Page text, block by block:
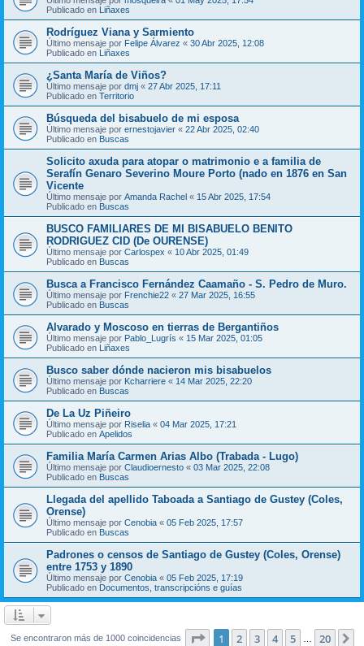
Publicado en Liñaxes
Rodríguez Viana y Sarmiento
Último mensaje por Felipe Álvarez « 30 Abr 2025, 12:08
Publicado en Liñaxes
¿Santa María de Viños?
Último mensaje por dmj « 27 Abr 2025, 17:11
Publicado en Territorio
Búsqueda del bisabuelo de mi esposa
Último mensaje por ernestojavier « 22 Abr 2025, 02:40
Publicado en Buscas
Solicito axuda para atopar o matrimonio e a familia de
Serafín Genaro Severino Moure Porto (nado en 1876 en San
Vicente
Último mensaje por Amanda Rachel « 15 Abr 2025, 17:54
Publicado en Buscas
BUSCO FAMILIARES DE MI BISABUELO BENITO
RODRIGUEZ CID (De OURENSE)
Último mensaje por Carlospex « 10 Abr 2025, 01:49
Publicado en Buscas
Busca a Francisco Fernández Caamaño - S. Pedro de Muro.
Último mensaje por Frenchie22 « 27 Mar 2025, 16:55
Publicado en Buscas
Alvarado y Moscoso en tierras de Bergantiños
Último mensaje por Pablo_Lugrís « 15 Mar 2025, 01:05
Publicado en Liñaxes
Busco saber dónde nacieron mis bisabuelos
Último mensaje por Kcharriere « 14 Mar 2025, 22:20
Publicado en Buscas
De La Uz Piñeiro
Último mensaje por Riselia « 04 Mar 2025, 17:21
Publicado en Apelidos
Familia María Carmen Arias Albo (Trabada - Lugo)
Último mensaje por Claudioernesto « 03 Mar 2025, 22:08
Publicado en Buscas
Llegada del apellido Taboada a Santiago de Gustey (Coles,
Orense)
Último mensaje por Cenobia « 05 Feb 2025, 17:57
Publicado en Buscas
Padrones o censos de Santiago de Gustey (Coles, Orense)
entre 1753 y 1890
Último mensaje por Cenobia « 05 Feb 2025, 17:19
Publicado en Documentos, transcripcións e guías
Se encontraron más de 1000 coincidencias Página de 20
1 2 3 4 5 20